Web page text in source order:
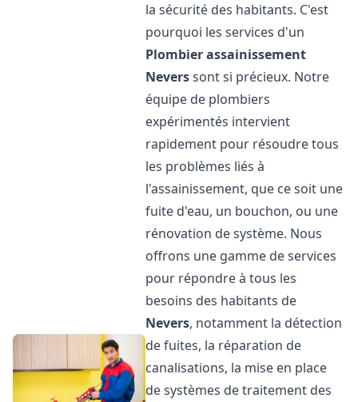
la sécurité des habitants. C'est
pourquoi les services d'un
Plombier assainissement
Neverssont si précieux. Notre
équipe de plombiers
expérimentés intervient
rapidement pour résoudre tous
les problèmes liés à
l'assainissement, que ce soit une
fuite d'eau, un bouchon, ou une
rénovation de système. Nous
offrons une gamme de services
pour répondre à tous les
besoins des habitants de
Nevers, notamment la détection
de fuites, la réparation de
canalisations, la mise en place
de systèmes de traitement des